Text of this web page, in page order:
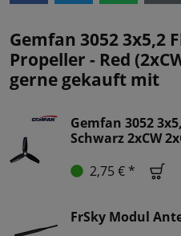
Gemfan 3052 3x5,2
Propeller - Red
gerne gekauft mit
Gemfan 3052
Schwarz 2xCW
2,75 € *
FrSky Modul